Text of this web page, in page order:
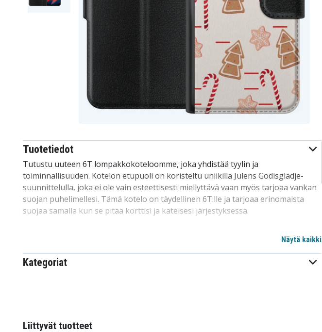
Tuotetiedot
Tutustu uuteen 6T lompakkokoteloomme, joka yhdistää tyylin ja
toiminnallisuuden. Kotelon etupuoli on koristeltu uniikilla Julens Godisglädje-
suunnittelulla, joka ei ole vain esteettisesti miellyttävä vaan myös tarjoaa vankan
suojan puhelimellesi. Tämä kotelo on täydellinen 6T:lle ja tarjoaa erinomaista
suojaa samalla kun se pitää korttisi ja käteisesi järjestyksessä.
Kotelon voi sulkea turvallisesti magneettilukolla, ja sen samettinen sisäpuoli
sisältää korttitaskut. Musta takapinta antaa tyylikkään ilmeen, ja puhelimesi
pysyy turvallisesti paikoillaan kotelon sisäänrakennetussa kuoressa. Tämä kaksi-
yhdessä-ratkaisu yhdistää lompakon ja puhelinkuoren, mikä tekee arvoesineiden
Näytä kaikki
Kategoriat
Liittyvät tuotteet